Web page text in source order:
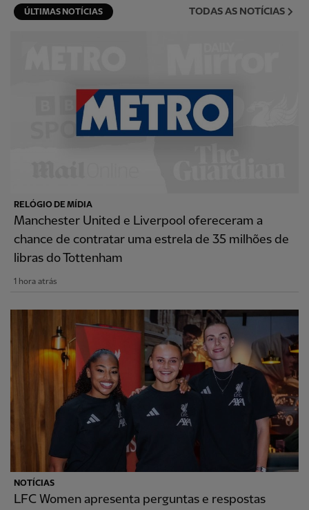
ÚLTIMAS NOTÍCIAS TODAS AS NOTÍCIAS
RELÓGIO DE MÍDIA
Manchester United e Liverpool ofereceram a
chance de contratar uma estrela de 35 milhões de
libras do Tottenham
1 hora atrás
NOTÍCIAS
LFC Women apresenta perguntas e respostas